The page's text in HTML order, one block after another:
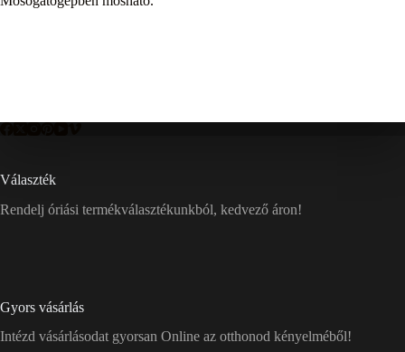
Választék
Rendelj óriási termékválasztékunkból, kedvező áron!
Gyors vásárlás
Intézd vásárlásodat gyorsan Online az otthonod kényelméből!